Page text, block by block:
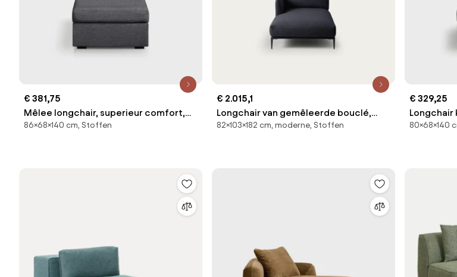
€ 381,75
Mêlee longchair, superieur comfort,
Robin
86×68×140 cm, Stoffen
€ 2.015,1
Longchair van gemêleerde bouclé,
Oscar ontwerp Emmanuel Gallina
82×103×182 cm, moderne, Stoffen
€ 329,25
Longchair
80×68×140